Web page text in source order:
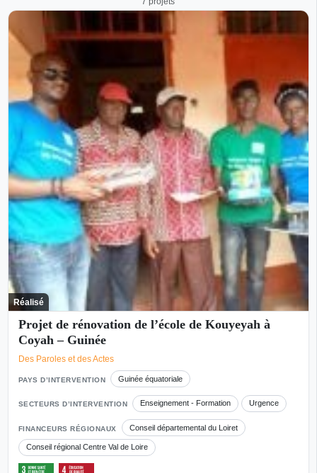
Réalisé
Projet de rénovation de l’école de Kouyeyah à
Coyah – Guinée
Des Paroles et des Actes
PAYS D’INTERVENTION Guinée équatoriale
SECTEURS D’INTERVENTION Enseignement - Formation Urgence
FINANCEURS RÉGIONAUX Conseil départemental du Loiret
Conseil régional Centre Val de Loire